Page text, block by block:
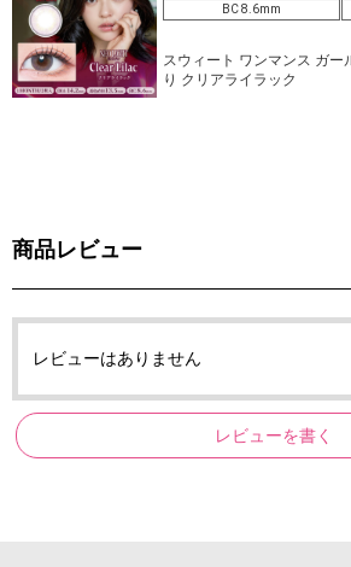
BC 8.6mm
スウィート ワンマンス ガー
り クリアライラック
商品レビュー
レビューはありません
レビューを書く